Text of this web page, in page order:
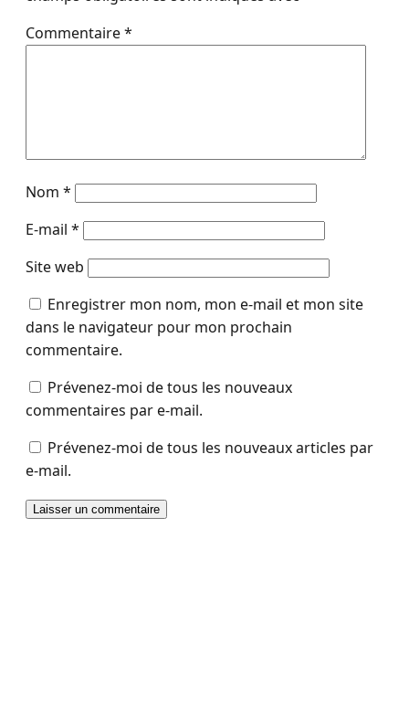
Commentaire*
Nom *
E-mail *
Site web
Enregistrer mon nom, mon e-mail et mon site
dans le navigateur pour mon prochain
commentaire.
Prévenez-moi de tous les nouveaux
commentaires par e-mail.
Prévenez-moi de tous les nouveaux articles par
e-mail.